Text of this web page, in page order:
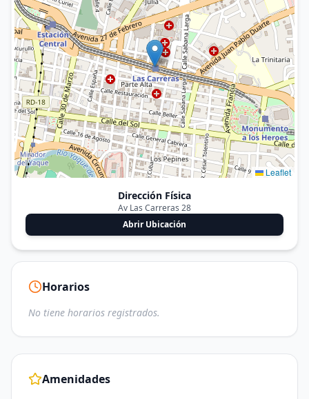
Leaflet
Dirección Física
Av Las Carreras 28
Abrir Ubicación
Horarios
No tiene horarios registrados.
Amenidades